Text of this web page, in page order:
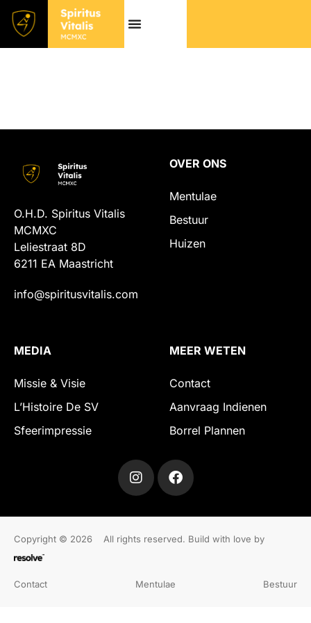
O.H.D. Spiritus Vitalis
MCMXC
Leliestraat 8D
6211 EA Maastricht
info@spiritusvitalis.com
OVER ONS
Mentulae
Bestuur
Huizen
MEDIA
Missie & Visie
L’Histoire De SV
Sfeerimpressie
MEER WETEN
Contact
Aanvraag Indienen
Borrel Plannen
Copyright © 2026 All rights reserved. Build with love by
Contact Mentulae Bestuur